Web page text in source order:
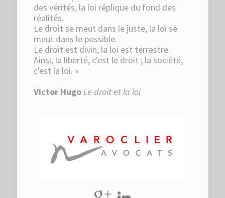
des vérités, la loi réplique du fond des
réalités.
Le droit se meut dans le juste, la loi se
meut dans le possible.
Le droit est divin, la loi est terrestre.
Ainsi, la liberté, c'est le droit ; la société,
c'est la loi. »
Victor HugoLe droit et la loi